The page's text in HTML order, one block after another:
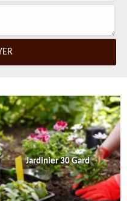
Jardinier 30 Gard